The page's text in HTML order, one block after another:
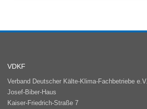
VDKF
Verband Deutscher Kälte-Klima-Fachbetriebe e.V.
Josef-Biber-Haus
Kaiser-Friedrich-Straße 7